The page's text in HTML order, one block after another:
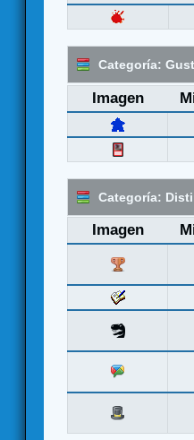
Categoría:
Imagen
Categoría:
Imagen